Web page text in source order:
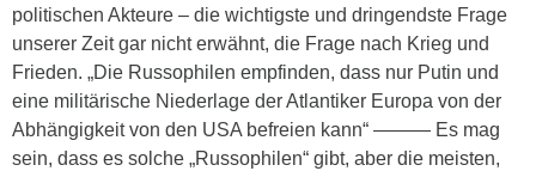
politischen Akteure – die wichtigste und dringendste Frage
unserer Zeit gar nicht erwähnt, die Frage nach Krieg und
Frieden. „Die Russophilen empfinden, dass nur Putin und
eine militärische Niederlage der Atlantiker Europa von der
Abhängigkeit von den USA befreien kann“ ——— Es mag
sein, dass es solche „Russophilen“ gibt, aber die meisten,